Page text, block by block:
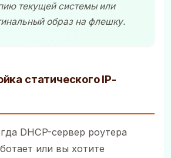
текущей системы или
образ на флешку.
статического IP-
DHCP-сервер роутера
или вы хотите